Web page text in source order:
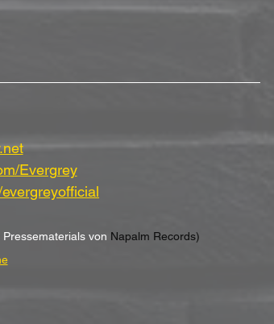
Evergrey
von Napalm Records)